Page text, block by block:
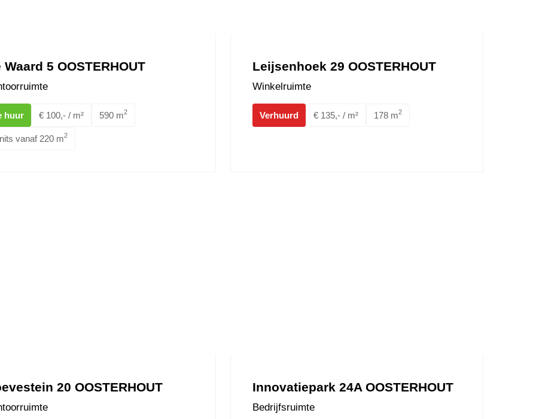
Waard 5 OOSTERHOUT
huur € 100,- / m² 590 m2
vanaf 220 m2
Leijsenhoek 29 OOSTERHOUT
Winkelruimte
Verhuurd € 135,- / m² 178 m2
20 OOSTERHOUT Innovatiepark 24A OOSTERHOUT
Bedrijfsruimte